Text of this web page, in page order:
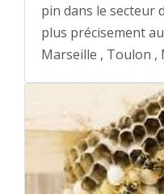
pin dans le secteur
plus précisement
Marseille , Toulon ,